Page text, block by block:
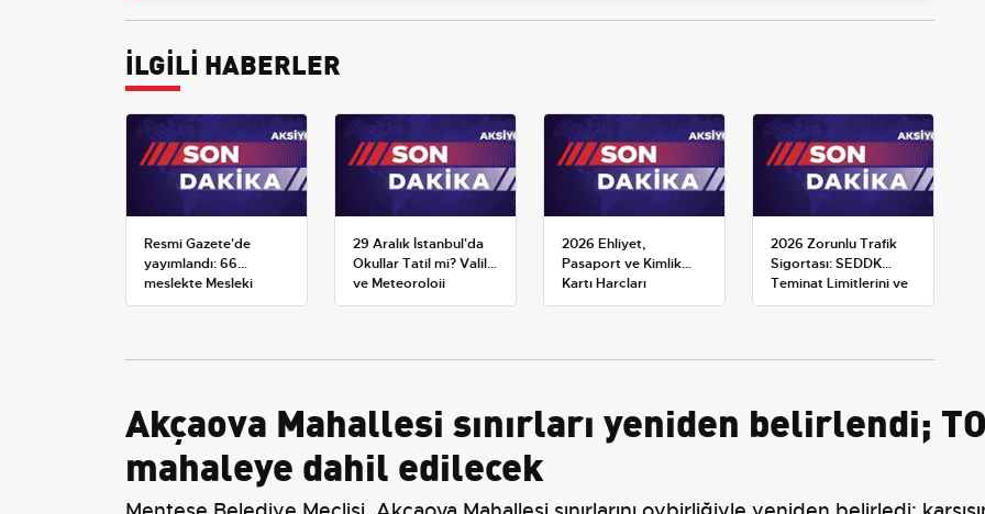
İLGİLİ HABERLER
Resmi Gazete'de
yayımlandı: 66
meslekte Mesleki
Yeterlilik Belgesi
29 Aralık İstanbul'da
Okullar Tatil mi? Valilik
ve Meteoroloji
Açıklamaları
2026 Ehliyet,
Pasaport ve Kimlik
Kartı Harçları
Resmileşti: Yeni
2026 Zorunlu Trafik
Sigortası: SEDDK
Teminat Limitlerini ve
Çoklu Araç Tarifesini
Akçaova Mahallesi sınırları yeniden belirlendi;
mahaleye dahil edilecek